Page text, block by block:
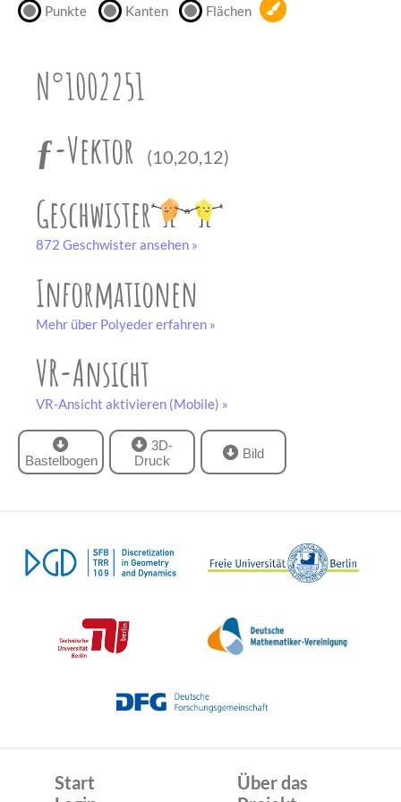
Punkte Kanten Flächen
N°1002251
ƒ-Vektor
(10,20,12)
Geschwister
872 Geschwister ansehen »
Informationen
Mehr über Polyeder erfahren »
VR-Ansicht
VR-Ansicht aktivieren (Mobile) »
Bastelbogen
Bastelbogen
3D-
Druck
unserem
Bild
Start
Über das